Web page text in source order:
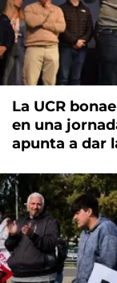
La UCR
en una
apunta a dar